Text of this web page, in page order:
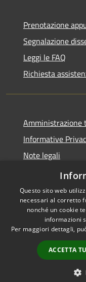
Prenotazione
Segnalazione
Leggi le FAQ
Richiesta
Amministrazione
Informative
Note legali
Dichiarazione di
Accessibilità
Questo sito web
necessari al corretto
nonché un cookie
informazioni
Per maggiori dettagli,
ACCETTA